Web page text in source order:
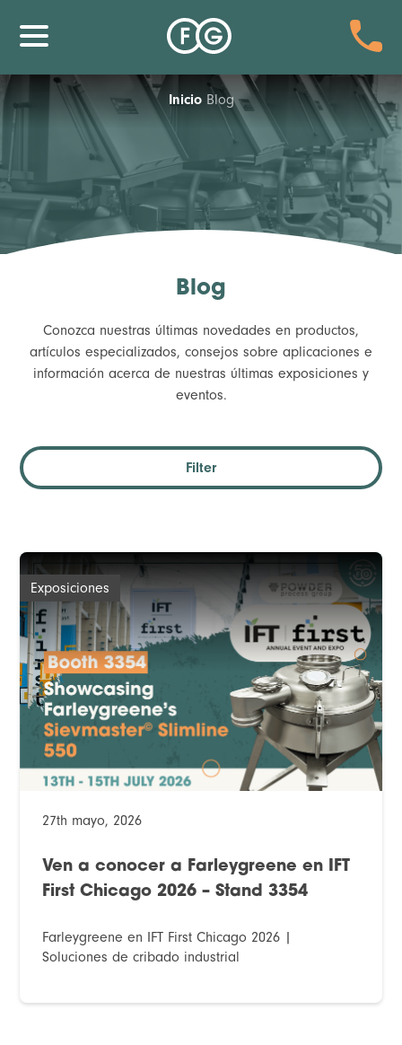
Inicio Blog
Blog
Conozca nuestras últimas novedades en productos,
artículos especializados, consejos sobre aplicaciones e
información acerca de nuestras últimas exposiciones y
eventos.
Filter
Exposiciones
27th mayo, 2026
Ven a conocer a Farleygreene en IFT
First Chicago 2026 – Stand 3354
Farleygreene en IFT First Chicago 2026 |
Soluciones de cribado industrial